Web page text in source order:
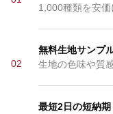
1,000種類を安価
02
無料生地サンプ
生地の色味や質
最短2日の短納期